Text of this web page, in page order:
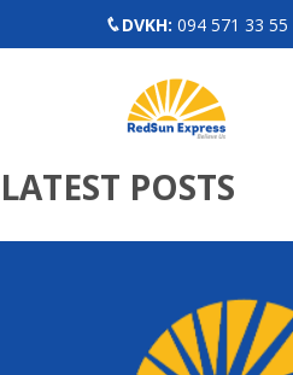
DVKH: 094 571 33 55
LATEST POSTS